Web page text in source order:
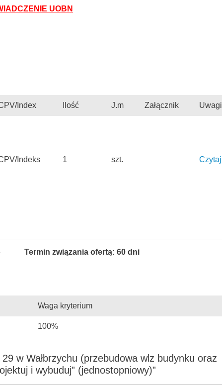
UOBN
Index Ilość J.m Załącznik Uwagi
Indeks 1 szt. Czytaj
Termin związania ofertą: 60 dni
Waga kryterium
100%
w Wałbrzychu (przebudowa wlz budynku oraz
i wybuduj” (jednostopniowy)”